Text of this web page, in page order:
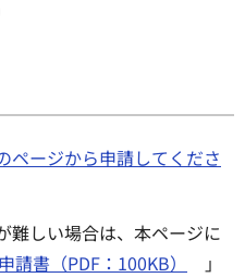
ページから申請してくださ
難しい場合は、本ページに
申請書（PDF：100KB）
」